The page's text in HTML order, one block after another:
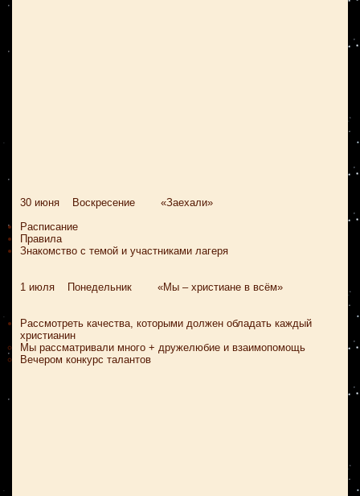
30 июня Воскресение «Заехали»
Расписание
Правила
Знакомство с темой и участниками лагеря
1 июля Понедельник «Мы – христиане в всём»
Рассмотреть качества, которыми должен обладать каждый
христианин
Мы рассматривали много + дружелюбие и взаимопомощь
Вечером конкурс талантов